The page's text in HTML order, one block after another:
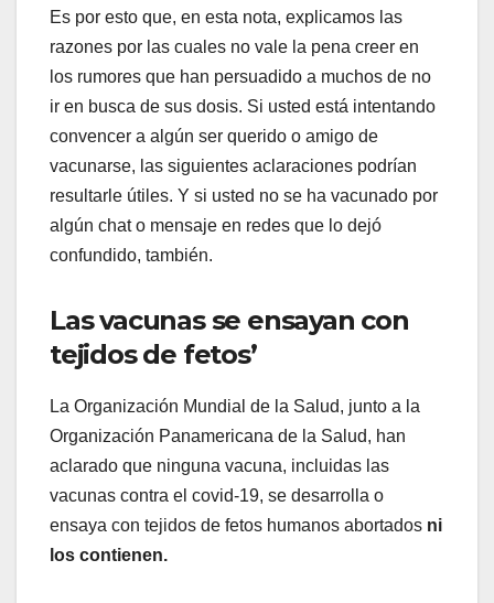
Es por esto que, en esta nota, explicamos las
razones por las cuales no vale la pena creer en
los rumores que han persuadido a muchos de no
ir en busca de sus dosis. Si usted está intentando
convencer a algún ser querido o amigo de
vacunarse, las siguientes aclaraciones podrían
resultarle útiles. Y si usted no se ha vacunado por
algún chat o mensaje en redes que lo dejó
confundido, también.
Las vacunas se ensayan con
tejidos de fetos’
La Organización Mundial de la Salud, junto a la
Organización Panamericana de la Salud, han
aclarado que ninguna vacuna, incluidas las
vacunas contra el covid-19, se desarrolla o
ensaya con tejidos de fetos humanos abortados ni
los contienen.